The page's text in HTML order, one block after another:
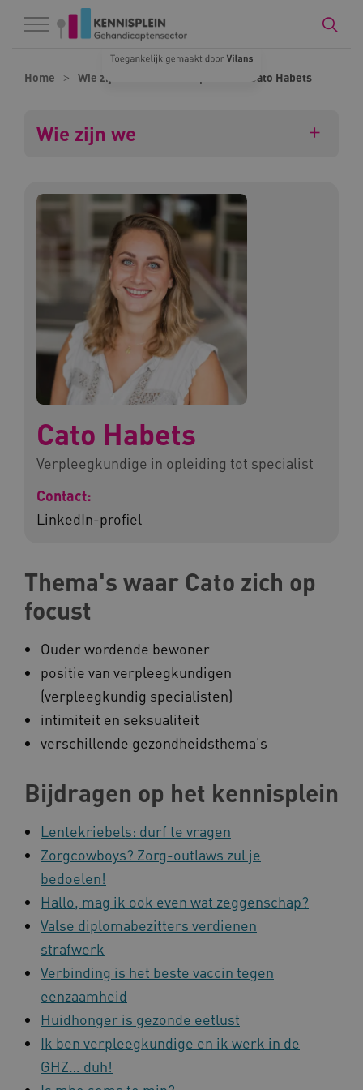
Naar hoofdinhoud
Naar footer
Home Wie zijn we Cato Habets
Wie zijn we
Cato Habets
Verpleegkundige in opleiding tot specialist
Contact:
LinkedIn-profiel
Thema's waar Cato zich op
focust
Ouder wordende bewoner
positie van verpleegkundigen
(verpleegkundig specialisten)
intimiteit en seksualiteit
verschillende gezondheidsthema's
Bijdragen op het kennisplein
Lentekriebels: durf te vragen
Zorgcowboys? Zorg-outlaws zul je
bedoelen!
Hallo, mag ik ook even wat zeggenschap?
Valse diplomabezitters verdienen
strafwerk
Verbinding is het beste vaccin tegen
eenzaamheid
Huidhonger is gezonde eetlust
Ik ben verpleegkundige en ik werk in de
GHZ… duh!